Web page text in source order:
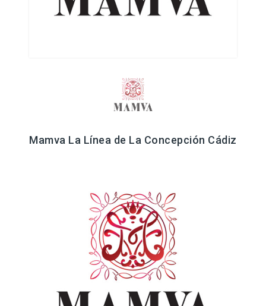
Mamva La Línea de La Concepción Cádiz